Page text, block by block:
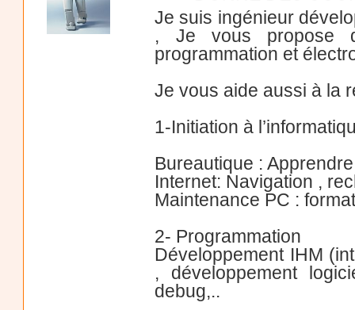
Je suis ingénieur
, Je vous propose
programmation et
Je vous aide aussi à la
1-Initiation à
Bureautique :
Internet: Navigation ,
Maintenance PC :
2- Programmation
Développement IHM
, développement
debug,..